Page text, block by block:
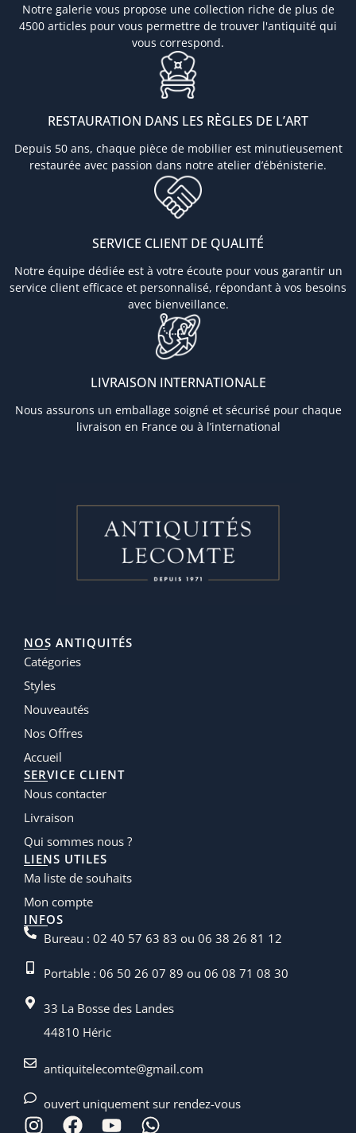
Notre galerie vous propose une collection riche de plus de
4500 articles pour vous permettre de trouver l'antiquité qui
vous correspond.
RESTAURATION DANS LES RÈGLES DE L’ART
Depuis 50 ans, chaque pièce de mobilier est minutieusement
restaurée avec passion dans notre atelier d’ébénisterie.
SERVICE CLIENT DE QUALITÉ
Notre équipe dédiée est à votre écoute pour vous garantir un
service client efficace et personnalisé, répondant à vos besoins
avec bienveillance.
LIVRAISON INTERNATIONALE
Nous assurons un emballage soigné et sécurisé pour chaque
livraison en France ou à l’international
NOS ANTIQUITÉS
Catégories
Styles
Nouveautés
Nos Offres
Accueil
SERVICE CLIENT
Nous contacter
Livraison
Qui sommes nous ?
LIENS UTILES
Ma liste de souhaits
Mon compte
INFOS
Bureau : 02 40 57 63 83 ou 06 38 26 81 12
Portable : 06 50 26 07 89 ou 06 08 71 08 30
33 La Bosse des Landes
44810 Héric
antiquitelecomte@gmail.com
ouvert uniquement sur rendez-vous